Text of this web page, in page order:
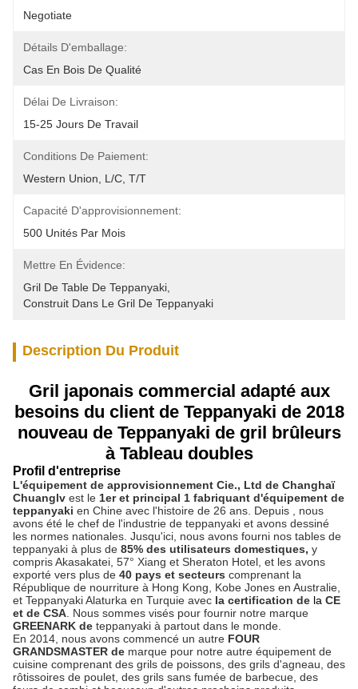
Negotiate
Détails D'emballage:
Cas En Bois De Qualité
Délai De Livraison:
15-25 Jours De Travail
Conditions De Paiement:
Western Union, L/C, T/T
Capacité D'approvisionnement:
500 Unités Par Mois
Mettre En Évidence:
Gril De Table De Teppanyaki
Construit Dans Le Gril De Teppanyaki
Description Du Produit
Gril japonais commercial adapté aux
besoins du client de Teppanyaki de 2018
nouveau de Teppanyaki de gril brûleurs
à Tableau doubles
Profil d'entreprise
L'équipement de approvisionnement Cie., Ltd de Changhaï
Chuanglv est le 1er et principal 1 fabriquant d'équipement de
teppanyaki en Chine avec l'histoire de 26 ans. Depuis , nous
avons été le chef de l'industrie de teppanyaki et avons dessiné
les normes nationales. Jusqu'ici, nous avons fourni nos tables de
teppanyaki à plus de 85% des utilisateurs domestiques, y
compris Akasakatei, 57° Xiang et Sheraton Hotel, et les avons
exporté vers plus de 40 pays et secteurs comprenant la
République de nourriture à Hong Kong, Kobe Jones en Australie,
et Teppanyaki Alaturka en Turquie avec la certification de la CE
et de CSA . Nous sommes visés pour fournir notre marque
GREENARK de teppanyaki à partout dans le monde.
En 2014, nous avons commencé un autre FOUR
GRANDSMASTER de marque pour notre autre équipement de
cuisine comprenant des grils de poissons, des grils d'agneau, des
rôtissoires de poulet, des grils sans fumée de barbecue, des